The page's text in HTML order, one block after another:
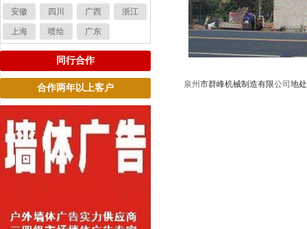
安徽 四川 广西 浙江
上海 喷绘 广东
同行合作
合作两年以上客户 泉州 市群峰机械制造有限公司 地处